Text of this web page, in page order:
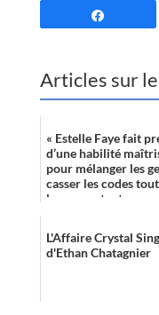
Articles sur
« Estelle Faye fait
d’une habilité
pour mélanger les
casser les codes
les respectant, pour
L'Affaire Crystal
d'Ethan Chatagnier